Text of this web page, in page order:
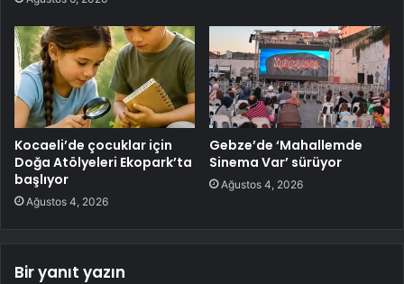
Kocaeli’de çocuklar için
Doğa Atölyeleri Ekopark’ta
başlıyor
Ağustos 4, 2026
Gebze’de ‘Mahallemde
Sinema Var’ sürüyor
Ağustos 4, 2026
Bir yanıt yazın